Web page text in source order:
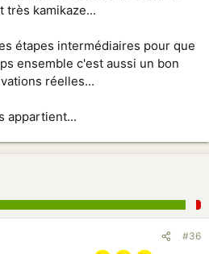
très kamikaze...
étapes intermédiaires pour que
ensemble c'est aussi un bon
réelles...
appartient...
#36